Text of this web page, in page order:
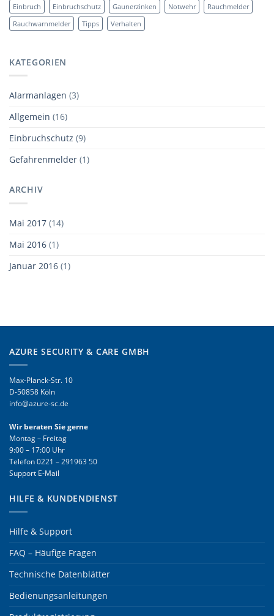
Einbruch Einbruchschutz Gaunerzinken Notwehr
Rauchmelder
Rauchwarnmelder
Tipps Verhalten
KATEGORIEN
Alarmanlagen (3)
Allgemein (16)
Einbruchschutz (9)
Gefahrenmelder (1)
ARCHIV
Mai 2017 (14)
Mai 2016 (1)
Januar 2016 (1)
AZURE SECURITY & CARE GMBH
Max-Planck-Str. 10
D-50858 Köln
info@azure-sc.de
Wir beraten Sie gerne
Montag – Freitag
9:00 – 17:00 Uhr
Telefon0221 – 291963 50
Support E-Mail
HILFE & KUNDENDIENST
Hilfe & Support
FAQ – Häufige Fragen
Technische Datenblätter
Bedienungsanleitungen